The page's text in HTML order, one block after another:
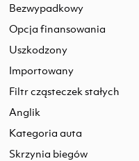
Bezwypadkowy
Opcja finansowania
Uszkodzony
Importowany
Filtr cząsteczek stałych
Anglik
Kategoria auta
Skrzynia biegów